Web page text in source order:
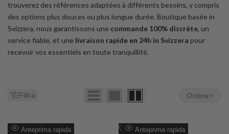
trouverez des références adaptées à différents besoins, y compris
des options plus douces ou plus longue durée. Boutique basée in
Svizzera, nous garantissons une commande 100% discrète, un
service fiable, et une livraison rapide en 24h in Svizzera pour
recevoir vos essentiels en toute tranquillité.
Filtra Ordina
Aggiungi
Anteprima rapida
Aggiungi
Anteprima rapida